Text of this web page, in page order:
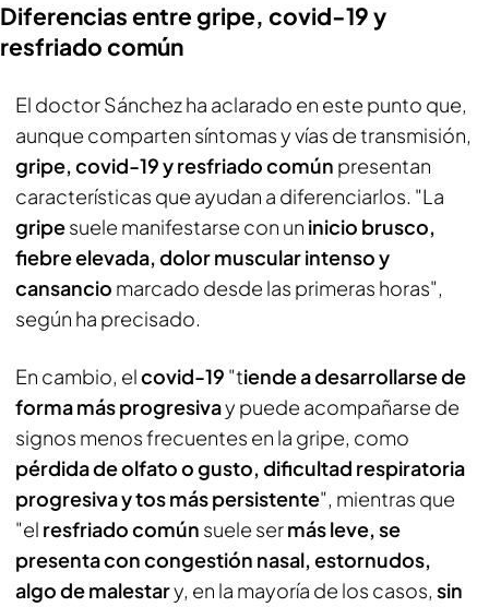
Diferencias entre gripe, covid-19 y
resfriado común
El doctor Sánchez ha aclarado en este punto que,
aunque comparten síntomas y vías de transmisión,
gripe, covid-19 y resfriado común presentan
características que ayudan a diferenciarlos. "La
gripesuele manifestarse con un inicio brusco,
fiebre elevada, dolor muscular intenso y
cansancio marcado desde las primeras horas",
según ha precisado.
En cambio, elcovid-19 "tiende a desarrollarse de
forma más progresivay puede acompañarse de
signos menos frecuentes en la gripe, como
pérdida de olfato o gusto, dificultad respiratoria
progresiva y tos más persistente", mientras que
"el resfriado común suele sermás leve, se
presenta con congestión nasal, estornudos,
algo de malestary, en la mayoría de los casos, sin